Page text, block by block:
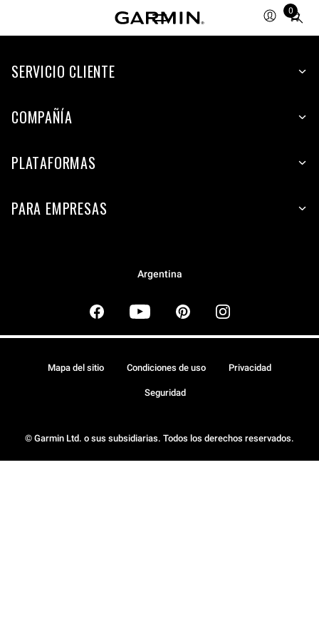
0
Total
items
cart:
SERVICIO CLIENTE
COMPAÑÍA
PLATAFORMAS
PARA EMPRESAS
Argentina
© Garmin Ltd. o sus subsidiarias. Todos los derechos reservados.
Mapa del sitio Condiciones de uso Privacidad
Seguridad